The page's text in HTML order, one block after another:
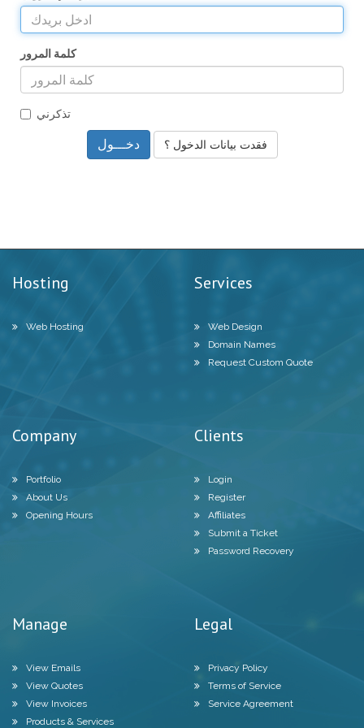
كلمة المرور
تذكرني
فقدت بيانات الدخول ؟
Hosting
Web Hosting
Services
Web Design
Domain Names
Request Custom Quote
Company
Portfolio
About Us
Opening Hours
Clients
Login
Register
Affiliates
Submit a Ticket
Password Recovery
Manage
View Emails
View Quotes
View Invoices
Products & Services
Legal
Privacy Policy
Terms of Service
Service Agreement